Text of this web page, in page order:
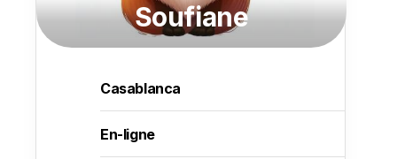
Soufiane
Casablanca
En-ligne